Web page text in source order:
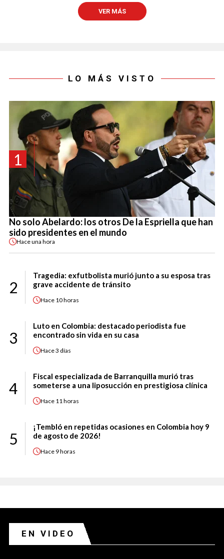
VER MÁS
LO MÁS VISTO
1
No solo Abelardo: los otros De la Espriella que han
sido presidentes en el mundo
Haceuna hora
2
Tragedia: exfutbolista murió junto a su esposa tras
grave accidente de tránsito
Hace 10 horas
3
Luto en Colombia: destacado periodista fue
encontrado sin vida en su casa
Hace3 días
4
Fiscal especializada de Barranquilla murió tras
someterse a una liposucción en prestigiosa clínica
Hace 11 horas
5
¡Tembló en repetidas ocasiones en Colombia hoy 9
de agosto de 2026!
Hace 9 horas
EN VIDEO